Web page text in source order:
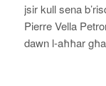
jsir kull sena
Pierre Vella
dawn l‑aħħar